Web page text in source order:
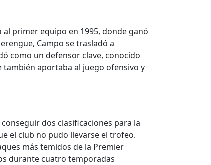
primer equipo en 1995, donde ganó
Campo se trasladó a
como un defensor clave, conocido
también aportaba al juego ofensivo y
dos clasificaciones para la
el club no pudo llevarse el trofeo.
más temidos de la Premier
durante cuatro temporadas